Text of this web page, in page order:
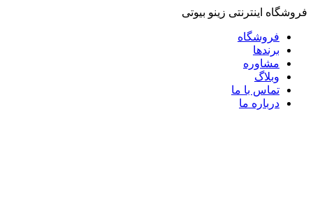
فروشگاه اینترنتی زینو بیوتی
فروشگاه
برندها
مشاوره
وبلاگ
تماس با ما
درباره ما